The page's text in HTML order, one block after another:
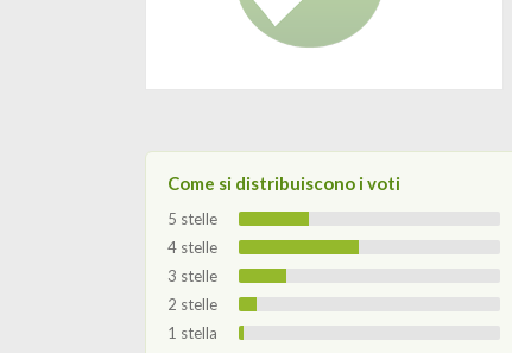
Come si distribuiscono i voti
5 stelle
4 stelle
3 stelle
2 stelle
1 stella